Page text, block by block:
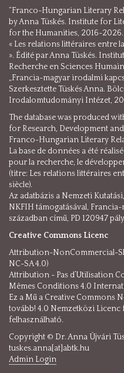
“Franco-Hungarian Literary
by Anna Tüskés. Institute for
for the Humanities, 2016-2026.
« Les relations littéraires entre
». Édité par Anna Tüskés.
Recherche en Sciences
„Francia-magyar irodalmi
Szerkesztette Tüskés Anna.
Irodalomtudományi Intézet,
The database was produced
for Research, Development
Franco-Hungarian Literary
La base de données a été
pour la recherche, le
(titre: Les relations littéraires
siècle).
Az adatbázis a Nemzeti
NKFIH támogatásával,
században című, PD 120947
Creative Commons Licenc
Attribution-NonCommercial-
NC-SA 4.0)
Attribution - Pas d’Utilisation
Mêmes Conditions 4.0
Ez a Mű a Creative Commons
tovább! 4.0 Nemzetközi Licenc
felhasználható.
Copyright © Dr. Anna Újvári
tuskes.anna[at]abtk.hu
Admin Login